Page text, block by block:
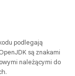
podlegają
są znakami
należącymi do